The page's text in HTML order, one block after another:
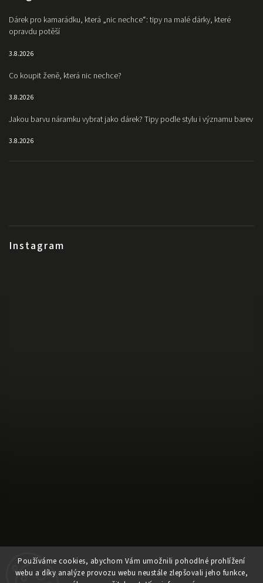
Používáme cookies, abychom Vám umožnili pohodlné prohlížení
webu a díky analýze provozu webu neustále zlepšovali jeho funkce,
Instagram
Dárek pro kamarádku, která „nic nechce“: tipy na malé dárky, které
opravdu potěší
3.8.2026
Co koupit ženě, která nic nechce?
3.8.2026
Jakou barvu náramku vybrat jako dárek? Tipy podle stylu i významu barev
3.8.2026